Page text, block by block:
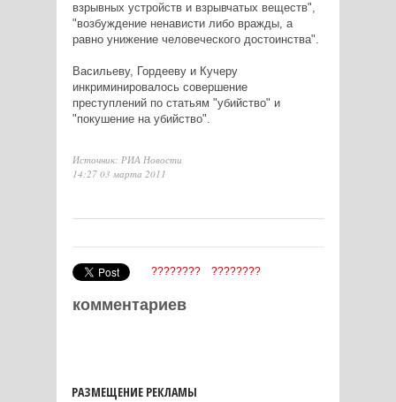
взрывных устройств и взрывчатых веществ",
"возбуждение ненависти либо вражды, а
равно унижение человеческого достоинства".
Васильеву, Гордееву и Кучеру
инкриминировалось совершение
преступлений по статьям "убийство" и
"покушение на убийство".
Источник: РИА Новости
14:27 03 марта 2011
???????? ????????
комментариев
РАЗМЕЩЕНИЕ РЕКЛАМЫ